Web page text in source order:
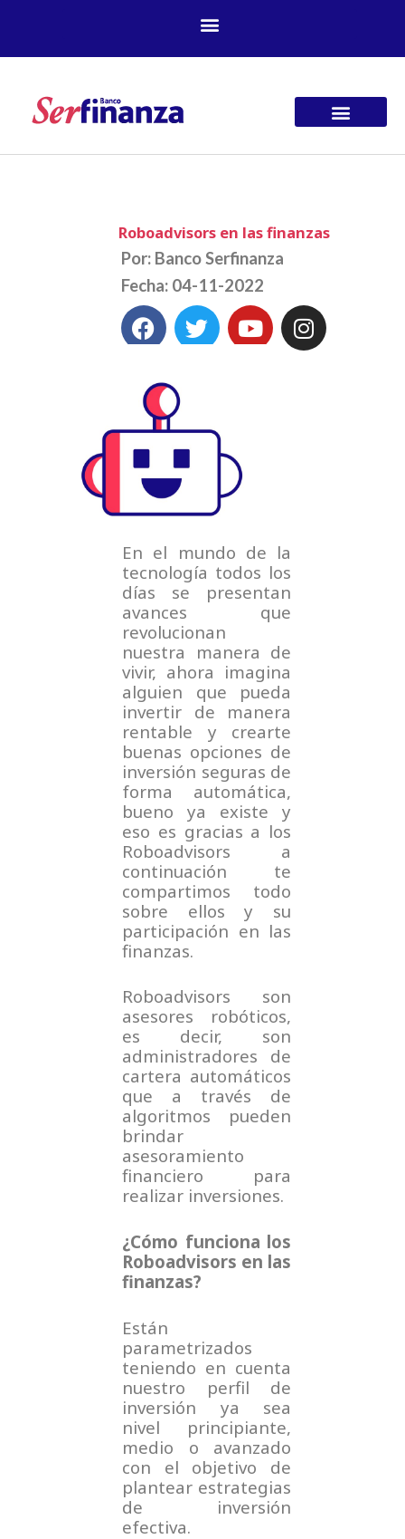
Roboadvisors en las finanzas
Por: Banco Serfinanza
Fecha: 04-11-2022
F
c
e
b
o
o
k
T
t
Y I
En el mundo de la
tecnología todos los
días se presentan
avances que
revolucionan
nuestra manera de
vivir, ahora imagina
alguien que pueda
invertir de manera
rentable y crearte
buenas opciones de
inversión seguras de
forma automática,
bueno ya existe y
eso es gracias a los
Roboadvisors a
continuación te
compartimos todo
sobre ellos y su
participación en las
finanzas.
Roboadvisors son
asesores robóticos,
es decir, son
administradores de
cartera automáticos
que a través de
algoritmos pueden
brindar
asesoramiento
financiero para
realizar inversiones.
¿Cómo funciona los
Roboadvisors en las
finanzas?
Están
parametrizados
teniendo en cuenta
nuestro perfil de
inversión ya sea
nivel principiante,
medio o avanzado
con el objetivo de
plantear estrategias
de inversión
efectiva.